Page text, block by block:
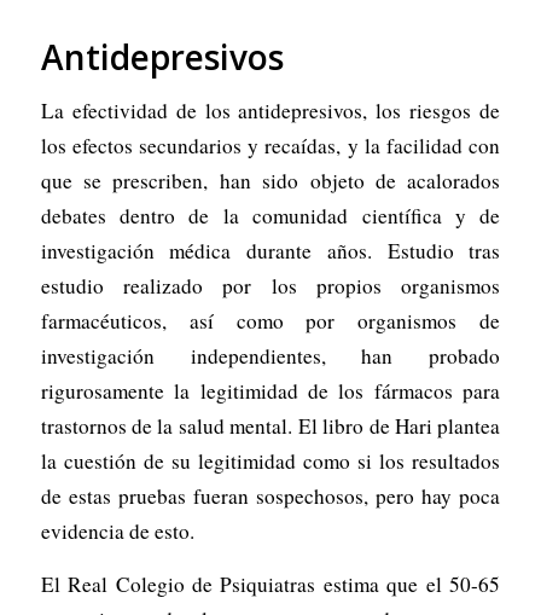
Antidepresivos
La efectividad de los antidepresivos, los riesgos de
los efectos secundarios y recaídas, y la facilidad con
que se prescriben, han sido objeto de acalorados
debates dentro de la comunidad científica y de
investigación médica durante años. Estudio tras
estudio realizado por los propios organismos
farmacéuticos, así como por organismos de
investigación independientes, han probado
rigurosamente la legitimidad de los fármacos para
trastornos de la salud mental. El libro de Hari plantea
la cuestión de su legitimidad como si los resultados
de estas pruebas fueran sospechosos, pero hay poca
evidencia de esto.
El Real Colegio de Psiquiatras estima que el 50-65